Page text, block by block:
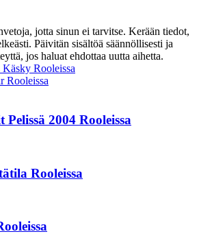
jotta sinun ei tarvitse. Kerään tiedot,
Päivitän sisältöä säännöllisesti ja
jos haluat ehdottaa uutta aihetta.
Rooleissa
Rooleissa
2004 Rooleissa
Rooleissa